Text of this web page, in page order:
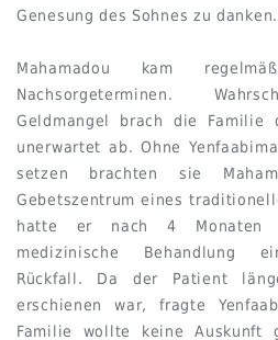
Genesung des Sohnes zu danken.
Mahamadou kam
Nachsorgeterminen.
Geldmangel brach die Familie
unerwartet ab. Ohne
setzen brachten sie
Gebetszentrum eines
hatte er nach 4 Monaten
medizinische Behandlung
Rückfall. Da der Patient
erschienen war, fragte
Familie wollte keine Auskunft